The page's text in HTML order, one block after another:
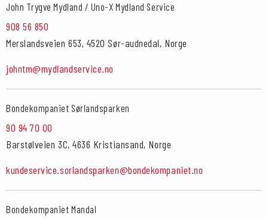
John Trygve Mydland / Uno-X Mydland Service
908 56 850
Merslandsveien 653, 4520 Sør-audnedal, Norge
johntm@mydlandservice.no
Bondekompaniet Sørlandsparken
90 94 70 00
Barstølveien 3C, 4636 Kristiansand, Norge
kundeservice.sorlandsparken@bondekompaniet.no
Bondekompaniet Mandal